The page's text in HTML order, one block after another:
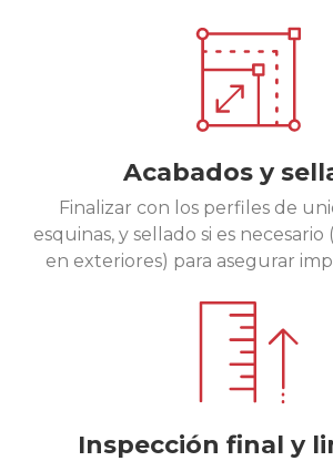
Acabados y
Finalizar con los perfiles de
esquinas, y sellado si es
en exteriores) para asegurar
Inspección final y